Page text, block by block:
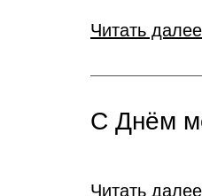
Читать далее
С Днём
Читать далее